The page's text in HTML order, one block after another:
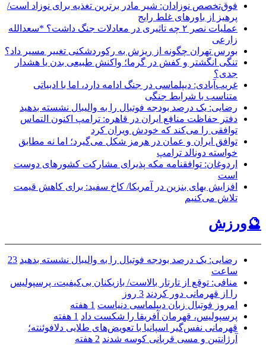
فوق‌تخصص نوزادان: شیر مادر برترین تغذیه برای نوزاد است/
پرهیز از باورهای غلط رایج
عملیات نصر ۲ چه تاثیری در معادلات جنگ داشت؟ *سعدالله
زارعی
بورس تهران چگونه از ریزش به رکوردشکنی تغییر مسیر داد؟
تنگی انگشتر و کفش در گرما؛ واکنش طبیعی بدن یا هشدار
جدی؟
غریب‌آبادی: دیپلماسی در جنگ ادامه دارد، اما با ادبیاتی
متناسب با شرایط جنگی
رضایی: یک درصد بودجه فوتبال را به والیبال نشسته بدهید
دفتر حفاظت منافع ایران در قاهره: ترامپ اکنون التماس
توافقی را می‌کند که خودش ویران کرد
توافق ایران و عمان در هرمز شکل می‌گیرد؛ اما نه مطابق
خواسته دونالد ترامپ
اردوغان: توافقنامه مکه پذیرای مشارکت کشورهای دوست
است
افزایش بهای بنزین در آمریکا/ کاخ سفید: برای کاهش قیمت
تلاش می‌کنیم
🔮ورزش
رضایی: یک درصد بودجه فوتبال را به والیبال نشسته بدهید 23
ساعت
منافی: توقع از تارتار بالاست/ بازیکنان بی‌کیفیت، پرسپولیس
را از قهرمانی دور کردند 3 روز
امروز فوتبال زبان دیپلماسی دنیاست 1 هفته
پرسپولیس، قهرمان آفریقا را شکست داد 1 هفته
قهرمانی نفس‌گیر اسپانیا با تعویض‌های طلایی دلافوئنته؛
آرژانتین و مسی قربانی کوسه شدند 2 هفته